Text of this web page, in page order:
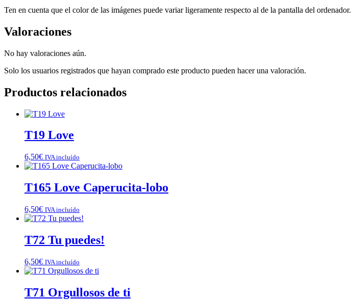
Ten en cuenta que el color de las imágenes puede variar ligeramente respecto al de la pantalla del ordenador.
Valoraciones
No hay valoraciones aún.
Solo los usuarios registrados que hayan comprado este producto pueden hacer una valoración.
Productos relacionados
T19 Love
6,50€ IVA incluído
T165 Love Caperucita-lobo
6,50€ IVA incluído
T72 Tu puedes!
6,50€ IVA incluído
T71 Orgullosos de ti